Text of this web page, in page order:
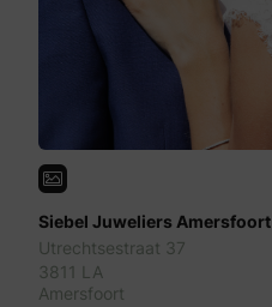
Siebel Juweliers Amersfoort
Utrechtsestraat 37
3811 LA
Amersfoort